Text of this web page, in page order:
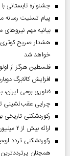
جشنواره تابستانی با ۱۷ فیلم سینمایی و انیمیشن روی آنتن تلویزیون
پیام تسلیت رسانه
بیانیه مهم
هشدار صریح کوثری
خواهد شد
فلسطین هرگز از
افزایش کالابرگ
فناوری بومی
چرایی عقب‌نشینی
رکوردشکنی تاریخی
ارائه بیش از ۲ میلیون خدمت بهداشتی در اربعین حسینی
همچنان پرترددترین